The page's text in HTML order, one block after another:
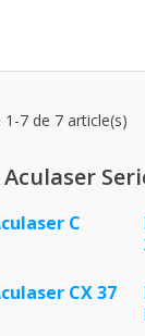
7 de 7 article(s)
Aculaser
C
CX 37